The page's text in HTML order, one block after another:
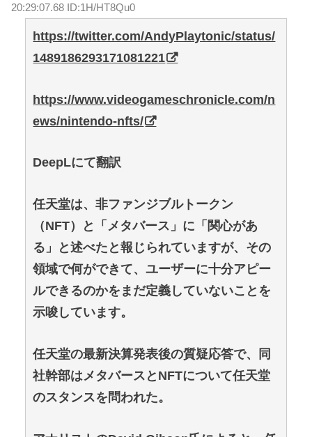
20:29:07.68 ID:1H/HT8Qu0
https://twitter.com/AndyPlaytonic/status/
1489186293171081221
https://www.videogameschronicle.com/n
ews/nintendo-nfts/
DeepLにて翻訳
任天堂は、非ファンジブルトークン
（NFT）と「メタバース」に「関心があ
る」と述べたと報じられていますが、その
領域で何ができて、ユーザーに十分アピー
ルできるのかをまだ定義していないことを
示唆しています。
任天堂の最新決算発表後の質疑応答で、同
社幹部はメタバースとNFTについて任天堂
のスタンスを問われた。